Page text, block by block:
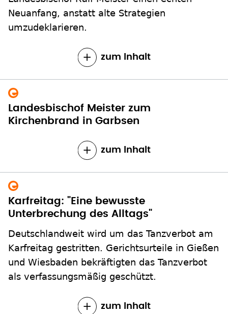
Neuanfang, anstatt alte Strategien
umzudeklarieren.
zum Inhalt
Landesbischof Meister zum
Kirchenbrand in Garbsen
zum Inhalt
Karfreitag: "Eine bewusste
Unterbrechung des Alltags"
Deutschlandweit wird um das Tanzverbot am
Karfreitag gestritten. Gerichtsurteile in Gießen
und Wiesbaden bekräftigten das Tanzverbot
als verfassungsmäßig geschützt.
zum Inhalt